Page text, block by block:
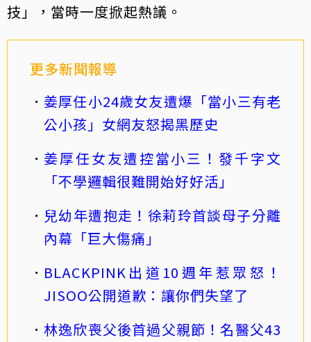
技」，當時一度掀起熱議。
更多新聞報導
姜厚任小24歲女友遭爆「當小三有老
公小孩」女網友怒揭黑歷史
姜厚任女友遭控當小三！發千字文
「不學邏輯很難開始好好活」
兒幼年遭抱走！徐莉玲首談母子分離
內幕「巨大傷痛」
BLACKPINK出道10週年惹眾怒！
JISOO公開道歉：讓你們失望了
林逸欣喪父後首過父親節！名醫父43